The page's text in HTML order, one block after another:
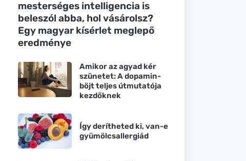
mesterséges intelligencia is
beleszól abba, hol vásárolsz?
Egy magyar kísérlet meglepő
eredménye
Amikor az agyad kér
szünetet: A dopamin-
böjt teljes útmutatója
kezdőknek
Így derítheted ki, van-e
gyümölcsallergiád